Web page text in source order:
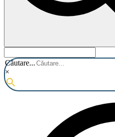
Căutare...
×